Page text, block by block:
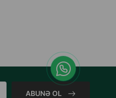
ABUNƏ OL